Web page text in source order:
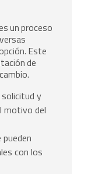
un proceso
Este
de
y
motivo del
con los